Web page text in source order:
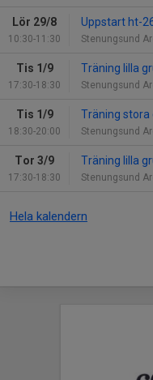
Lör 29/8
10:30-11:30
Uppstart ht-
Stenungsund
Tis 1/9
17:30-18:30
Träning lilla
Stenungsund
Tis 1/9
18:30-20:00
Träning stora
Stenungsund
Tor 3/9
17:30-18:30
Träning lilla
Stenungsund
Hela kalendern